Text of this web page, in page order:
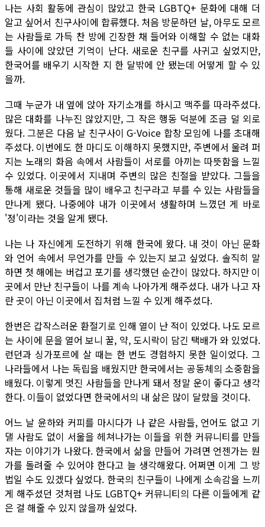
나는 사회 활동에 관심이 많았고 한국 LGBTQ+ 문화에 대해 더
알고 싶어서 친구사이에 합류했다. 처음 방문하던 날, 아무도 모르
는 사람들로 가득 찬 방에 긴장한 채 들어와 이해할 수 없는 대화
들 사이에 앉았던 기억이 난다. 새로운 친구를 사귀고 싶었지만,
한국어를 배우기 시작한 지 한 달밖에 안 됐는데 어떻게 할 수 있
을까.
그때 누군가 내 옆에 앉아 자기소개를 하시고 맥주를 따라주셨다.
많은 대화를 나누진 않았지만, 그 작은 행동 덕분에 조금 덜 외로
웠다. 그분은 다음 날 친구사이 G-Voice 합창 모임에 나를 초대해
주셨다. 이번에도 한 마디도 이해하지 못했지만, 주변에서 울려 퍼
지는 노래의 화음 속에서 사람들이 서로를 아끼는 따뜻함을 느낄
수 있었다. 이곳에서 지내며 주변의 많은 친절을 받았다. 그들을
통해 새로운 것들을 많이 배우고 친구라고 부를 수 있는 사람들을
만나게 됐다. 나중에야 내가 이곳에서 생활하며 느꼈던 게 바로
'정'이라는 것을 알게 됐다.
나는 나 자신에게 도전하기 위해 한국에 왔다. 내 것이 아닌 문화
와 언어 속에서 무언가를 만들 수 있는지 보고 싶었다. 솔직히 말
하면 첫 해에는 버겁고 포기를 생각했던 순간이 많았다. 하지만 이
곳에서 만난 친구들이 나를 계속 나아가게 해주셨다. 내가 나고 자
란 곳이 아닌 이곳에서 집처럼 느낄 수 있게 해주셨다.
한번은 갑작스러운 환절기로 인해 열이 난 적이 있었다. 나도 모르
는 사이에 문을 열어 보니 꿀, 약, 도시락이 담긴 택배가 와 있었다.
런던과 싱가포르에 살 때는 한 번도 경험하지 못한 일이었다. 그
나라들에서 나는 독립을 배웠지만 한국에서는 공동체의 소중함을
배웠다. 이렇게 멋진 사람들을 만나게 돼서 정말 운이 좋다고 생각
한다. 이들이 없었다면 한국에서의 내 삶은 많이 달랐을 것이다.
어느 날 윤하와 커피를 마시다가 나 같은 사람들, 언어도 없고 기
댈 사람도 없이 서울을 헤쳐나가는 이들을 위한 커뮤니티를 만들
자는 이야기가 나왔다. 한국에서 삶을 만들어 가려면 언젠가는 뭔
가를 돌려줄 수 있어야 한다고 늘 생각해왔다. 어쩌면 이게 그 방
법일 수도 있겠다 싶었다. 한국의 친구들이 나에게 소속감을 느끼
게 해주셨던 것처럼 나도 LGBTQ+ 커뮤니티의 다른 이들에게 같
은 걸 해줄 수 있지 않을까 싶었다.